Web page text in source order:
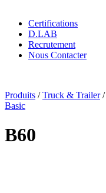
Certifications
D.LAB
Recrutement
Nous Contacter
Produits /Truck & Trailer/
Basic
B60